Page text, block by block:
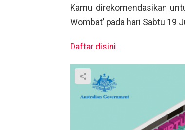
Kamu direkomendasikan
Wombat’ pada hari Sabtu 19
Daftar disini.